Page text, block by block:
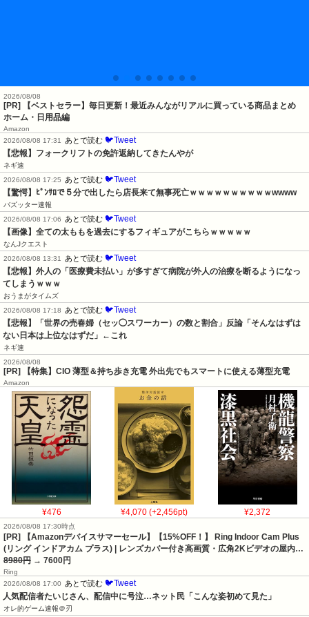
2026/08/08
[PR] 【ベストセラー】毎日更新！最近みんながリアルに買っている商品まとめ
ホーム・日用品編
Amazon
2026/08/08 17:31
あとで読む 🐦Tweet
【悲報】フォークリフトの免許返納してきたんやが
ネギ速
2026/08/08 17:25
あとで読む 🐦Tweet
【驚愕】ﾋﾟﾝｻﾛで５分で出したら店長来て無事死亡ｗｗｗｗｗｗｗｗｗｗwwww
バズッター速報
2026/08/08 17:06
あとで読む 🐦Tweet
【画像】全ての太ももを過去にするフィギュアがこちらｗｗｗｗｗ
なんJクエスト
2026/08/08 13:31
あとで読む 🐦Tweet
【悲報】外人の「医療費未払い」が多すぎて病院が外人の治療を断るようになっ
てしまうｗｗｗ
おうまがタイムズ
2026/08/08 17:18
あとで読む 🐦Tweet
【悲報】「世界の売春婦（セッ◯スワーカー）の数と割合」反論「そんなはずは
ない日本は上位なはずだ」←これ
ネギ速
2026/08/08
[PR] 【特集】CIO 薄型＆持ち歩き充電 外出先でもスマートに使える薄型充電
Amazon
¥476 ¥4,070 (+2,456pt) ¥2,372
2026/08/08 17:30時点
[PR] 【Amazonデバイスサマーセール】【15%OFF！】 Ring Indoor Cam Plus
(リング インドアカム プラス) | レンズカバー付き高画質・広角2Kビデオの屋内…
8980円 → 7600円
Ring
2026/08/08 17:00
あとで読む 🐦Tweet
人気配信者たいじさん、配信中に号泣…ネット民「こんな姿初めて見た」
オレ的ゲーム速報＠刃